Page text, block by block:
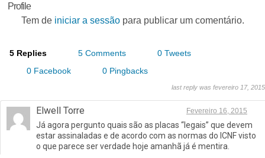
Profile
Tem de iniciar a sessãopara publicar um comentário.
5 Replies 5 Comments
0 Tweets
0 Facebook
0 Pingbacks
last reply was fevereiro 17, 2015
Elwell Torre Fevereiro 16, 2015
Já agora pergunto quais são as placas “legais” que devem
estar assinaladas e de acordo com as normas do ICNF visto
o que parece ser verdade hoje amanhã já é mentira.